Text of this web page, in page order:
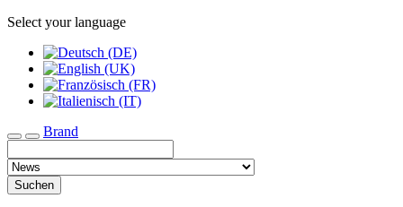
Select your language
Toggle navigation
Brand
Suchen